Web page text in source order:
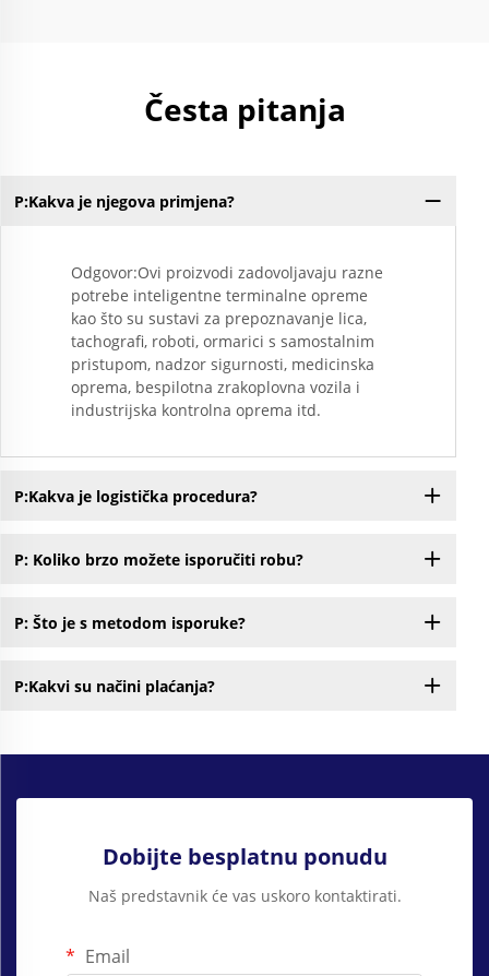
Česta pitanja
P:Kakva je njegova primjena?
Odgovor:Ovi proizvodi zadovoljavaju razne
potrebe inteligentne terminalne opreme
kao što su sustavi za prepoznavanje lica,
tachografi, roboti, ormarici s samostalnim
pristupom, nadzor sigurnosti, medicinska
oprema, bespilotna zrakoplovna vozila i
industrijska kontrolna oprema itd.
P:Kakva je logistička procedura?
P: Koliko brzo možete isporučiti robu?
P: Što je s metodom isporuke?
P:Kakvi su načini plaćanja?
Dobijte besplatnu ponudu
Naš predstavnik će vas uskoro kontaktirati.
Email